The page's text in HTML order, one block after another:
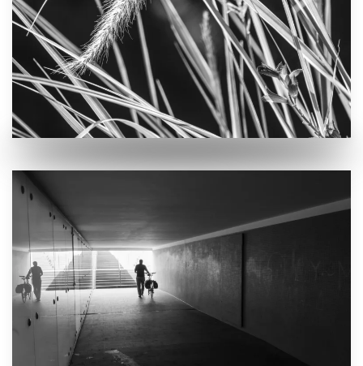
VERGRÖSSERN